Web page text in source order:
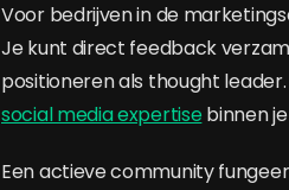
Voor bedrijven in de
Je kunt direct feedback
positioneren als thought
social media expertise binnen
Een actieve community